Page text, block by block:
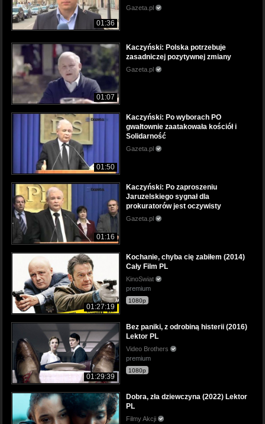
01:36
Gazeta.pl
01:07
Kaczyński: Polska potrzebuje
zasadniczej pozytywnej zmiany
Gazeta.pl
01:50
Kaczyński: Po wyborach PO
gwałtownie zaatakowała kościół i
Solidarność
Gazeta.pl
01:16
Kaczyński: Po zaproszeniu
Jaruzelskiego sygnał dla
prokuratorów jest oczywisty
Gazeta.pl
01:27:19
Kochanie, chyba cię zabiłem (2014)
Cały Film PL
KinoSwiat
premium
1080p
01:29:39
Bez paniki, z odrobiną histerii (2016)
Lektor PL
Video Brothers
premium
1080p
Dobra, zła dziewczyna (2022) Lektor
PL
Filmy Akcji